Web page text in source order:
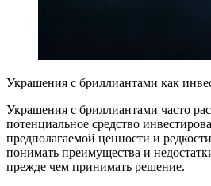
Украшения с бриллиантами как
Украшения с бриллиантами часто
потенциальное средство
предполагаемой ценности и
понимать преимущества и
прежде чем принимать решение.